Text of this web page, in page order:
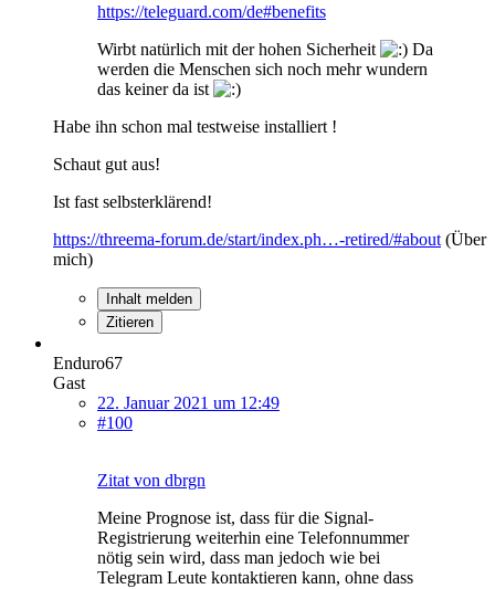
https://teleguard.com/de#benefits
Wirbt natürlich mit der hohen Sicherheit
Da
werden die Menschen sich noch mehr wundern
das keiner da ist
Habe ihn schon mal testweise installiert !
Schaut gut aus!
Ist fast selbsterklärend!
https://threema-forum.de/start/index.ph…-retired/#about (Über
mich)
Inhalt melden
Zitieren
Enduro67
Gast
22. Januar 2021 um 12:49
#100
Zitat von dbrgn
Meine Prognose ist, dass für die Signal-
Registrierung weiterhin eine Telefonnummer
nötig sein wird, dass man jedoch wie bei
Telegram Leute kontaktieren kann, ohne dass